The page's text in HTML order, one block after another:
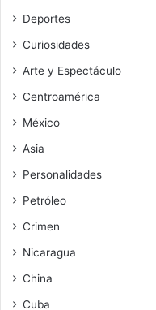
Deportes
Curiosidades
Arte y Espectáculo
Centroamérica
México
Asia
Personalidades
Petróleo
Crimen
Nicaragua
China
Cuba